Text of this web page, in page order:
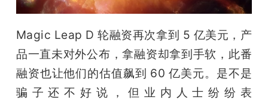
课
活
动
Magic Leap D 轮融资再次拿到 5 亿美元，产
品一直未对外公布，拿融资却拿到手软，此番
融资也让他们的估值飙到 60 亿美元。是不是
骗子还不好说，但业内人士纷纷表